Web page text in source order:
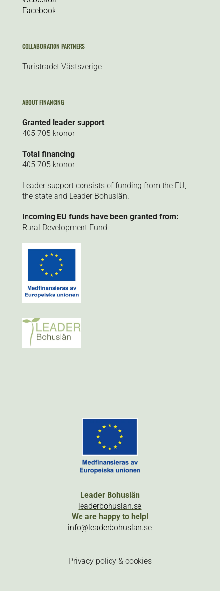
Facebook
COLLABORATION PARTNERS
Turistrådet Västsverige
ABOUT FINANCING
Granted leader support
405 705 kronor
Total financing
405 705 kronor
Leader support consists of funding from the EU,
the state and Leader Bohuslän.
Incoming EU funds have been granted from:
Rural Development Fund
Leader Bohuslän
leaderbohuslan.se
We are happy to help!
info@leaderbohuslan.se
Privacy policy & cookies